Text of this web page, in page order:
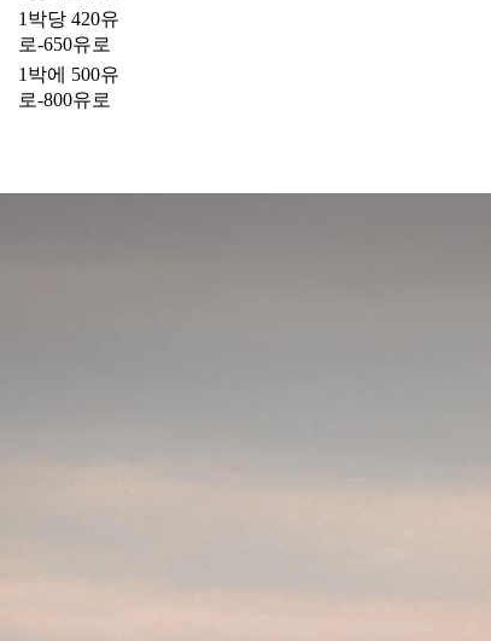
1박당 420유
로-650유로
1박에 500유
로-800유로